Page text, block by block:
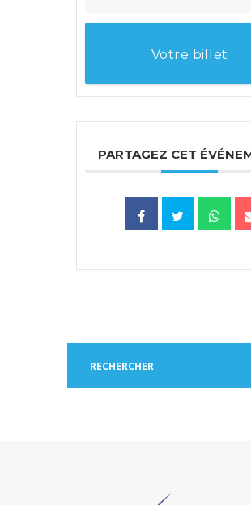
Votre billet
PARTAGEZ CET